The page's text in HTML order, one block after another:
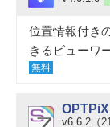
位置情報付き
きるビューワ
無料
v6.6.2（